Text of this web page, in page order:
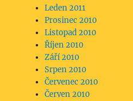
Leden 2011
Prosinec 2010
Listopad 2010
Říjen 2010
Září 2010
Srpen 2010
Červenec 2010
Červen 2010